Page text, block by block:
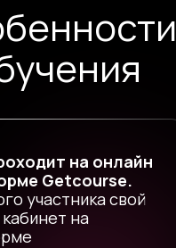
на онлайн
Getcourse.
участника свой
на